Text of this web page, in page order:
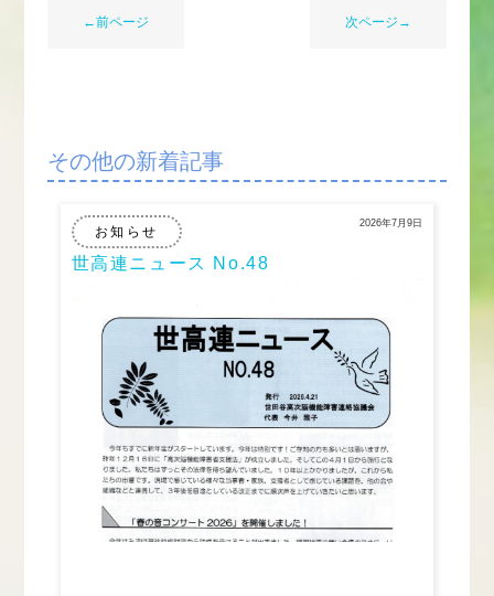
←前ページ 次ページ→
その他の新着記事
お知らせ
2026年7月9日
世高連ニュース No.48